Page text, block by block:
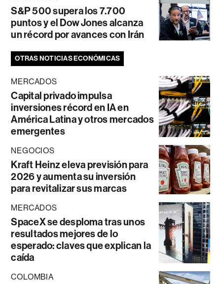
S&P 500 supera los 7.700
puntos y el Dow Jones alcanza
un récord por avances con Irán
OTRAS NOTICIAS ECONÓMICAS
MERCADOS
Capital privado impulsa
inversiones récord en IA en
América Latina y otros mercados
emergentes
NEGOCIOS
Kraft Heinz eleva previsión para
2026 y aumenta su inversión
para revitalizar sus marcas
MERCADOS
SpaceX se desploma tras unos
resultados mejores de lo
esperado: claves que explican la
caída
COLOMBIA